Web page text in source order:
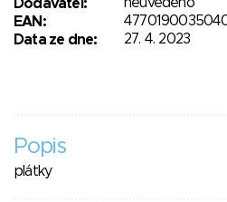
Dodavatel:
neuvedeno
EAN:
Data ze dne:
27. 4. 2023
Popis
plátky